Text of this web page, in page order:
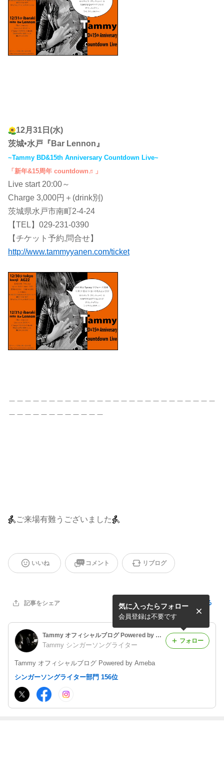
12月31日(水)
茨城•水戸『Bar Lennon』
~Tammy BD&15th Anniversary Countdown Live~
「新年&15周年 countdown♬」
Live start 20:00～
Charge 3,000円＋(drink別)
茨城県水戸市南町2-4-24
【TEL】029-231-0390
【チケット予約,問合せ】
http://www.tammyyanen.com/ticket
ご来場有難うございました
いいね コメント リブログ
記事をシェア 記事を報告する
Tammy オフィシャルブログ Powered by Ameba
Tammy シンガーソングライター
Tammy オフィシャルブログ Powered by Ameba
気に入ったらフォロー
会員登録は不要です
フォロー
シンガーソングライター部門 156位